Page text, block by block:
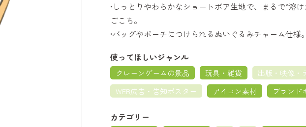
•しっとりやわらかなショートボア生地で、まるで“溶
ごこち。
•バッグやポーチにつけられるぬいぐるみチャーム仕様。
使ってほしいジャンル
クレーンゲームの景品 玩具・雑貨
出版・映像・
WEB広告・告知ポスター
アイコン素材 ブランド
カテゴリー